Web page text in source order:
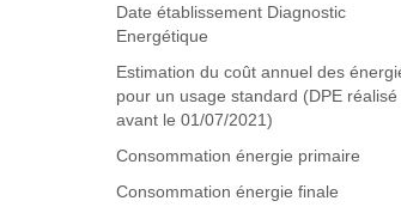
Date établissement Diagnostic
Energétique
Estimation du coût annuel des
pour un usage standard (DPE réalisé
avant le 01/07/2021)
Consommation énergie primaire
Consommation énergie finale